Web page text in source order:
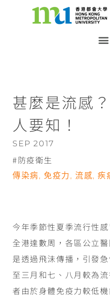
甚麼是流感
人要知！
SEP 2017
防疫衛生
傳染病, 免疫力 ,流感,疾
今年季節性夏季流行性
全港達數周，各區公立
是透過飛沬傳播，引發
至三月和七、八月較為
者由於身體免疫力較低